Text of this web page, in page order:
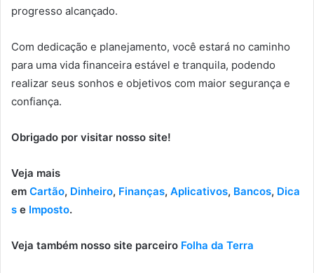
progresso alcançado.
Com dedicação e planejamento, você estará no caminho
para uma vida financeira estável e tranquila, podendo
realizar seus sonhos e objetivos com maior segurança e
confiança.
Obrigado por visitar nosso site!
Veja mais
em Cartão, Dinheiro, Finanças, Aplicativos, Bancos, Dica
s e Imposto.
Veja também nosso site parceiro Folha da Terra